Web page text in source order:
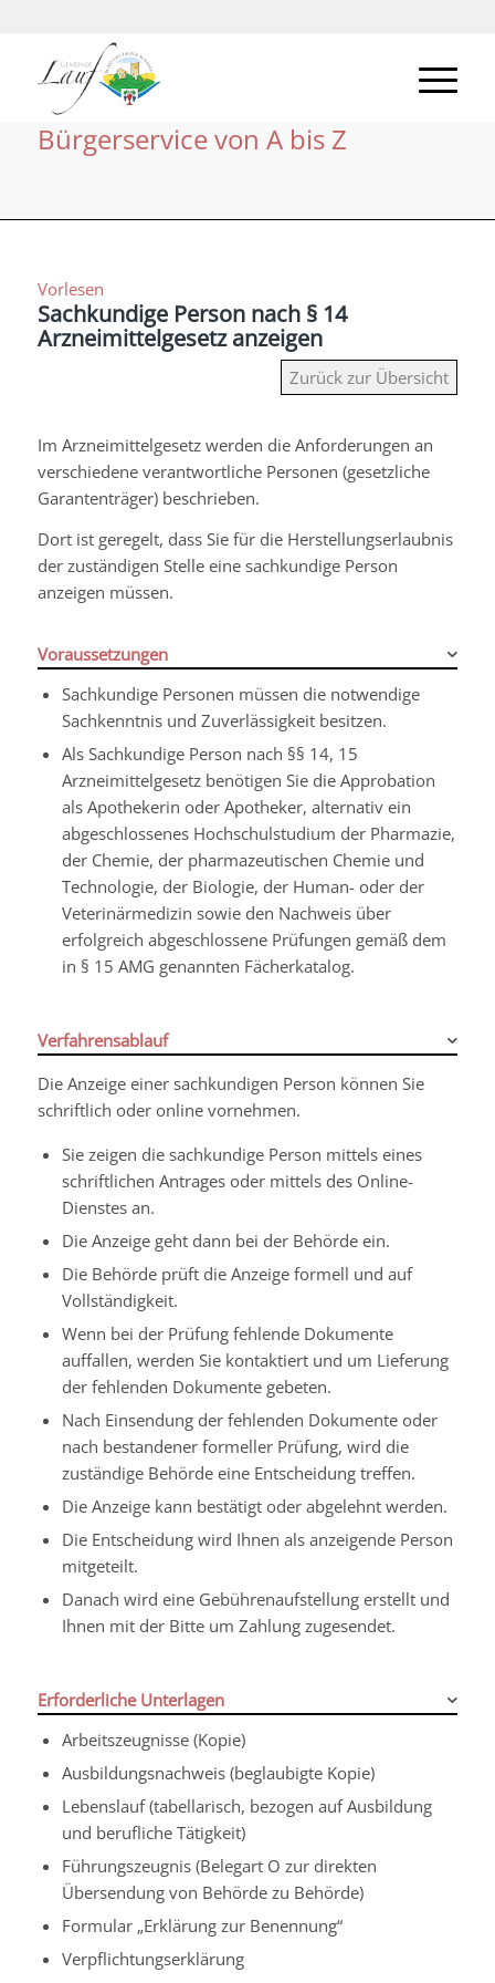
Bürgerservice von A bis Z
Vorlesen
Sachkundige Person nach § 14
Arzneimittelgesetz anzeigen
Zurück zur Übersicht
Im Arzneimittelgesetz werden die Anforderungen an
verschiedene verantwortliche Personen (gesetzliche
Garantenträger) beschrieben.
Dort ist geregelt, dass Sie für die Herstellungserlaubnis
der zuständigen Stelle eine sachkundige Person
anzeigen müssen.
Voraussetzungen
Sachkundige Personen müssen die notwendige
Sachkenntnis und Zuverlässigkeit besitzen.
Als Sachkundige Person nach §§ 14, 15
Arzneimittelgesetz benötigen Sie die Approbation
als Apothekerin oder Apotheker, alternativ ein
abgeschlossenes Hochschulstudium der Pharmazie,
der Chemie, der pharmazeutischen Chemie und
Technologie, der Biologie, der Human- oder der
Veterinärmedizin sowie den Nachweis über
erfolgreich abgeschlossene Prüfungen gemäß dem
in § 15 AMG genannten Fächerkatalog.
Verfahrensablauf
Die Anzeige einer sachkundigen Person können Sie
schriftlich oder online vornehmen.
Sie zeigen die sachkundige Person mittels eines
schriftlichen Antrages oder mittels des Online-
Dienstes an.
Die Anzeige geht dann bei der Behörde ein.
Die Behörde prüft die Anzeige formell und auf
Vollständigkeit.
Wenn bei der Prüfung fehlende Dokumente
auffallen, werden Sie kontaktiert und um Lieferung
der fehlenden Dokumente gebeten.
Nach Einsendung der fehlenden Dokumente oder
nach bestandener formeller Prüfung, wird die
zuständige Behörde eine Entscheidung treffen.
Die Anzeige kann bestätigt oder abgelehnt werden.
Die Entscheidung wird Ihnen als anzeigende Person
mitgeteilt.
Danach wird eine Gebührenaufstellung erstellt und
Ihnen mit der Bitte um Zahlung zugesendet.
Erforderliche Unterlagen
Arbeitszeugnisse (Kopie)
Ausbildungsnachweis (beglaubigte Kopie)
Lebenslauf (tabellarisch, bezogen auf Ausbildung
und berufliche Tätigkeit)
Führungszeugnis (Belegart O zur direkten
Übersendung von Behörde zu Behörde)
Formular „Erklärung zur Benennung“
Verpflichtungserklärung